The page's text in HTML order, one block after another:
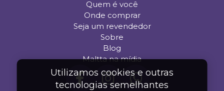
Quem é você
Onde comprar
Seja um revendedor
Sobre
Blog
Maltta na mídia
Utilizamos cookies e outras
tecnologias semelhantes